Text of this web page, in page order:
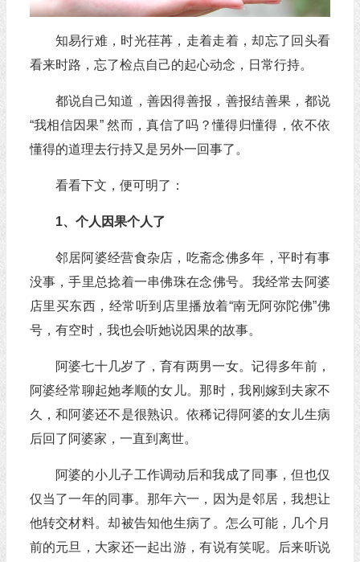
知易行难，时光荏苒，走着走着，却忘了回头看
看来时路，忘了检点自己的起心动念，日常行持。
都说自己知道，善因得善报，善报结善果，都说
“我相信因果” 然而，真信了吗？懂得归懂得，依不依
懂得的道理去行持又是另外一回事了。
看看下文，便可明了：
1、个人因果个人了
邻居阿婆经营食杂店，吃斋念佛多年，平时有事
没事，手里总捻着一串佛珠在念佛号。我经常去阿婆
店里买东西，经常听到店里播放着“南无阿弥陀佛”佛
号，有空时，我也会听她说因果的故事。
阿婆七十几岁了，育有两男一女。记得多年前，
阿婆经常聊起她孝顺的女儿。那时，我刚嫁到夫家不
久，和阿婆还不是很熟识。依稀记得阿婆的女儿生病
后回了阿婆家，一直到离世。
阿婆的小儿子工作调动后和我成了同事，但也仅
仅当了一年的同事。那年六一，因为是邻居，我想让
他转交材料。却被告知他生病了。怎么可能，几个月
前的元旦，大家还一起出游，有说有笑呢。后来听说